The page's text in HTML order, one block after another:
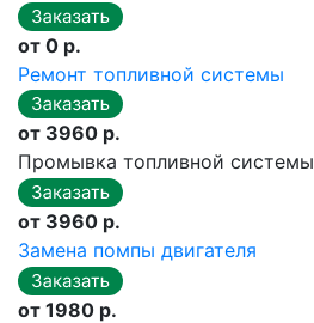
от 0 р.
Ремонт топливной системы
от 3960 р.
Промывка топливной системы
от 3960 р.
Замена помпы двигателя
от 1980 р.